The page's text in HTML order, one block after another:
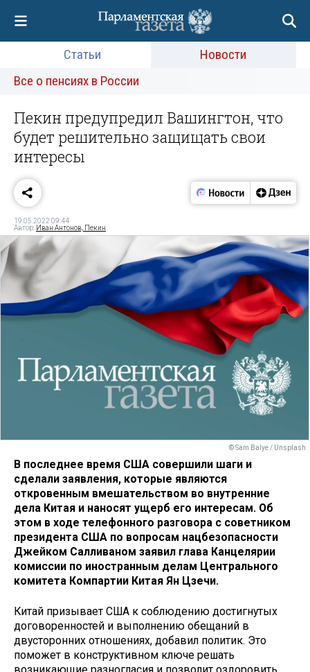
Статьи
Новости
Все о пенсиях в России
Пекин предупредил Вашингтон, что
будет решительно защищать свои
интересы
19.05.2022 09:44
Автор: Иван Антонов, Пекин
© Sam Balye / Unsplash
В последнее время США совершили шаги и
сделали заявления, которые являются
откровенным вмешательством во внутренние
дела Китая и наносят ущерб его интересам. Об
этом в ходе телефонного разговора с советником
президента США по вопросам нацбезопасности
Джейком Салливаном заявил глава Канцелярии
комиссии по иностранным делам Центрального
комитета Компартии Китая Ян Цзечи.
Китай призывает США к соблюдению достигнутых
договоренностей и выполнению обещаний в
двусторонних отношениях, добавил политик. Это
поможет в конструктивном ключе решать